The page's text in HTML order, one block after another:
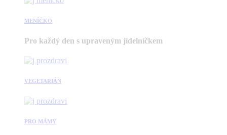
MENÍČKO
Pro každý den s upraveným jídelníčkem
VEGETARIÁN
PRO MÁMY